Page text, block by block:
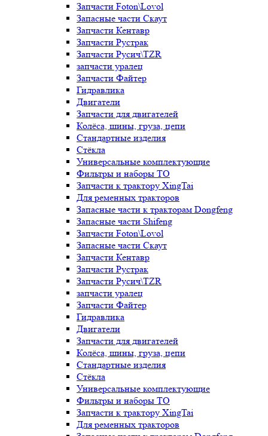
Запчасти Foton\Lovol
Запасные части Скаут
Запчасти Кентавр
Запчасти Рустрак
Запчасти Русич\TZR
запчасти уралец
Запчасти Файтер
Гидравлика
Двигатели
Запчасти для двигателей
Колёса, шины, груза, цепи
Стандартные изделия
Стёкла
Универсальные комплектующие
Фильтры и наборы ТО
Запчасти к трактору XingTai
Для ременных тракторов
Запасные части к тракторам Dongfeng
Запасные части Shifeng
Запчасти Foton\Lovol
Запасные части Скаут
Запчасти Кентавр
Запчасти Рустрак
Запчасти Русич\TZR
запчасти уралец
Запчасти Файтер
Гидравлика
Двигатели
Запчасти для двигателей
Колёса, шины, груза, цепи
Стандартные изделия
Стёкла
Универсальные комплектующие
Фильтры и наборы ТО
Запчасти к трактору XingTai
Для ременных тракторов